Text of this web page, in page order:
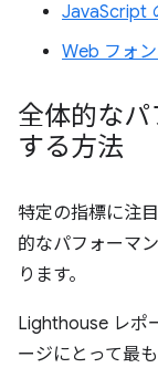
JavaScript
Web フォ
全体的な
する方法
特定の指標に注
的なパフォーマ
ります。
Lighthouse レポ
ージにとって最